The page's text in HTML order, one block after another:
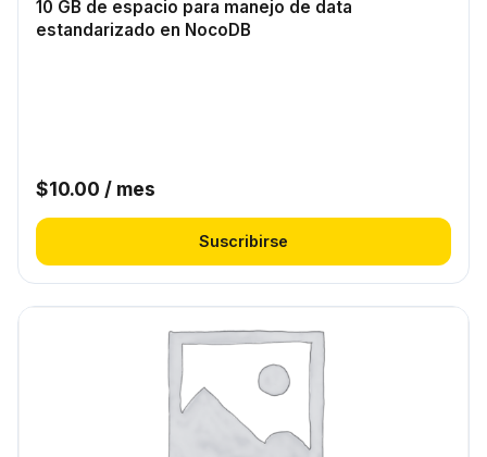
10 GB de espacio para manejo de data
estandarizado en NocoDB
$10.00 / mes
Suscribirse